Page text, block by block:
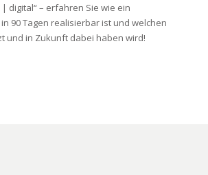
digital“ – erfahren Sie wie ein
90 Tagen realisierbar ist und welchen
und in Zukunft dabei haben wird!